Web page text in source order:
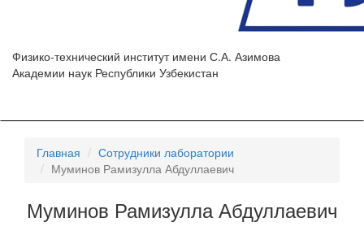
Физико-технический институт имени С.А. Азимова
Академии наук Республики Узбекистан
Главная
Сотрудники лаборатории
Муминов Рамизулла Абдуллаевич
Муминов Рамизулла Абдуллаевич